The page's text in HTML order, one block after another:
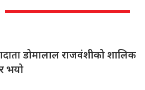
डोमालाल राजवंशीको शालिक
भयो